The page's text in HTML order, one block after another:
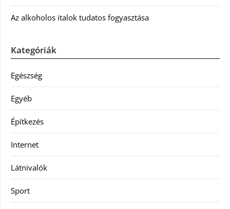
Az alkoholos italok tudatos fogyasztása
Kategóriák
Egészség
Egyéb
Építkezés
Internet
Látnivalók
Sport